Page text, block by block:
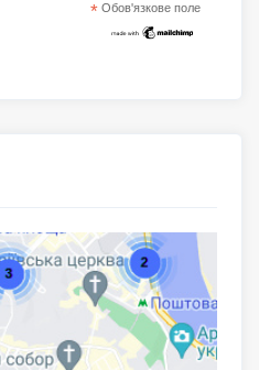
* Обов'язкове поле